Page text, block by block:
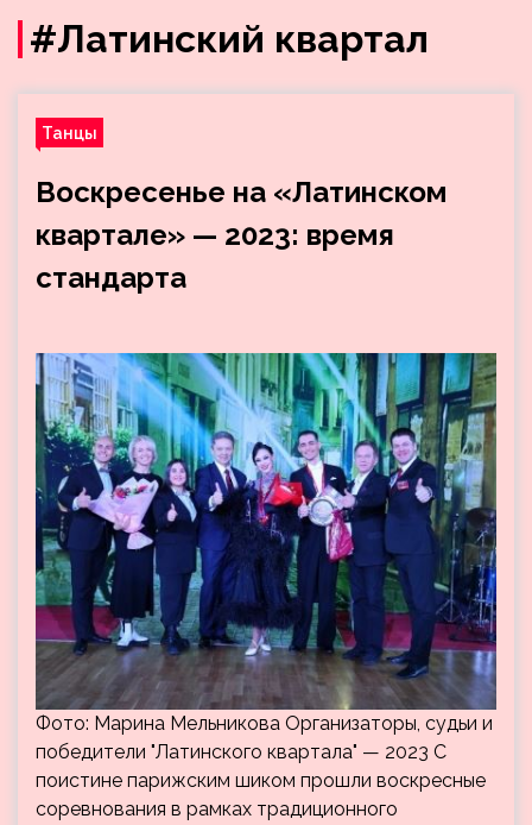
#Латинский квартал
Танцы
Воскресенье на «Латинском
квартале» — 2023: время
стандарта
Фото: Марина Мельникова Организаторы, судьи и
победители "Латинского квартала" — 2023 С
поистине парижским шиком прошли воскресные
соревнования в рамках традиционного